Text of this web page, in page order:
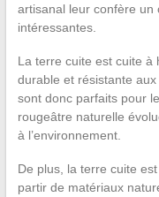
artisanal leur confère
intéressantes.
La terre cuite est cuite à
durable et résistante
sont donc parfaits pour
rougeâtre naturelle
à l’environnement.
De plus, la terre cuite
partir de matériaux